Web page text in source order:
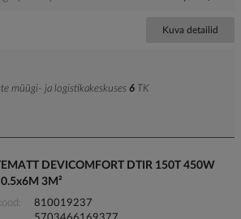
Kuva detailid
müügi- ja logistikakeskuses 6 TK
DEVICOMFORT DTIR 150T 450W
3M²
810019237